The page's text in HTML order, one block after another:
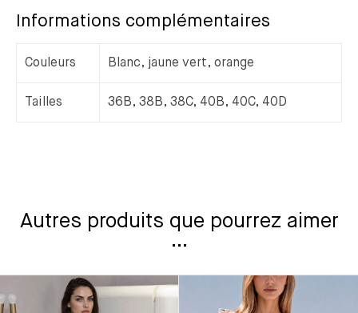
Informations complémentaires
Couleurs Blanc, jaune vert, orange
Tailles 36B, 38B, 38C, 40B, 40C, 40D
Autres produits que pourrez aimer
...